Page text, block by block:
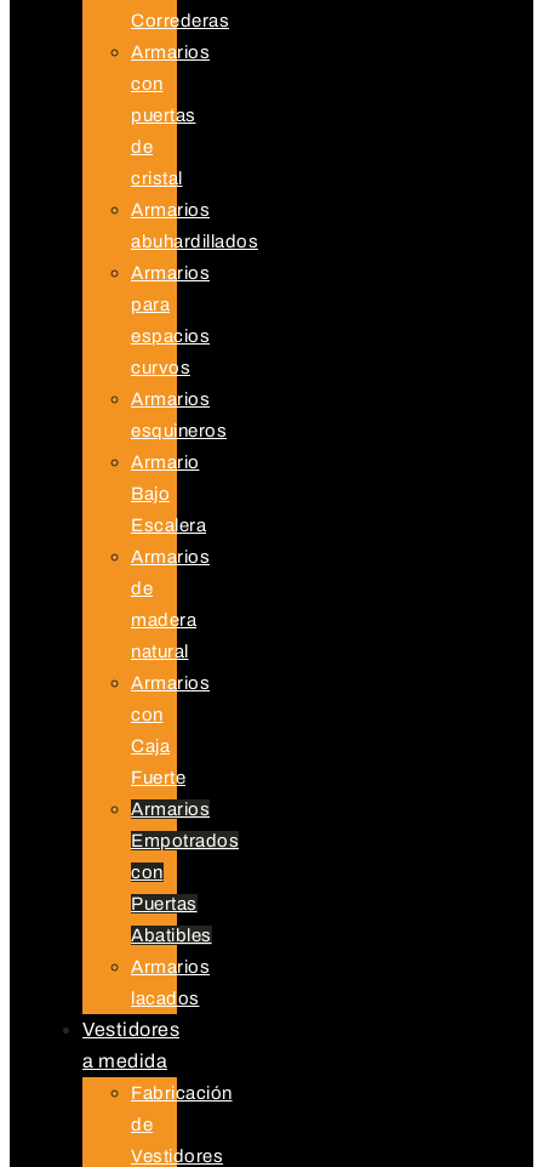
Correderas
Armarios
con
puertas
de
cristal
Armarios
abuhardillados
Armarios
para
espacios
curvos
Armarios
esquineros
Armario
Bajo
Escalera
Armarios
de
madera
natural
Armarios
con
Caja
Fuerte
Armarios
Empotrados
con
Puertas
Abatibles
Armarios
lacados
Vestidores
a medida
Fabricación
de
Vestidores